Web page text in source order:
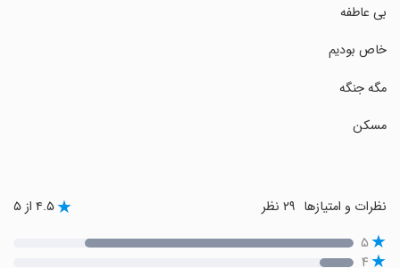
‏بی عاطفه
‏خاص بودیم
‏مگه جنگه
‏مسکن
نظرات و امتیازها ۴.۵ از ۵
۵
۴